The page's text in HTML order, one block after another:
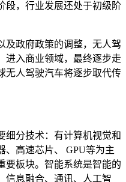
段，行业发展还处于初级阶
及政府政策的调整，无人驾
进入商业领域，最终逐步走
无人驾驶汽车将逐步取代传
细分技术：有计算机视觉和
、高速芯片、 GPU等为主
要板块。智能系统是智能的
信息融合、通讯、人工智